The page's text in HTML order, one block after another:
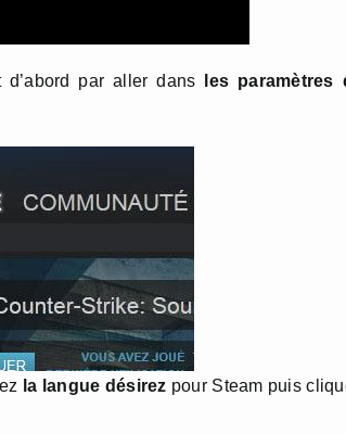
par aller dans
les paramètres
la langue désirez pour Steam puis